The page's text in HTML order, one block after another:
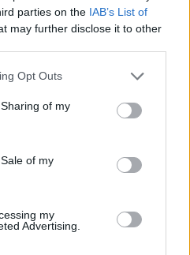
parties on the IAB’s List of
may further disclose it to other
Opt Outs
of my
of my
my
Advertising.
Banda
pelo 1º lugar no